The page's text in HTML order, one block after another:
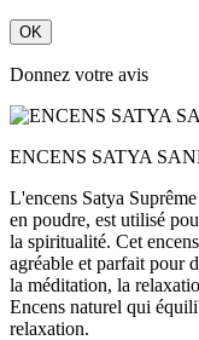
OK
Donnez votre avis
ENCENS SATYA
L'encens Satya
en poudre, est utilisé
la spiritualité. Cet
agréable et parfait pour
la méditation, la
Encens naturel qui
relaxation.